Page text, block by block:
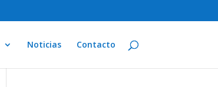
Noticias Contacto